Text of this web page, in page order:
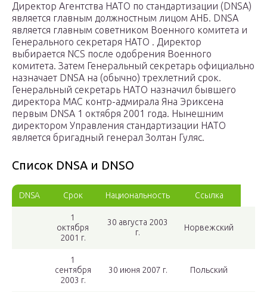
Директор Агентства НАТО по стандартизации (DNSA)
является главным должностным лицом АНБ. DNSA
является главным советником Военного комитета и
Генерального секретаря НАТО . Директор
выбирается NCS после одобрения Военного
комитета. Затем Генеральный секретарь официально
назначает DNSA на (обычно) трехлетний срок.
Генеральный секретарь НАТО назначил бывшего
директора МАС контр-адмирала Яна Эриксена
первым DNSA 1 октября 2001 года. Нынешним
директором Управления стандартизации НАТО
является бригадный генерал Золтан Гуляс.
Список DNSA и DNSO
DNSA Срок Национальность Ссылка
1
октября
2001 г.
30 августа 2003
г.
Норвежский
1
сентября
2003 г.
30 июня 2007 г. Польский